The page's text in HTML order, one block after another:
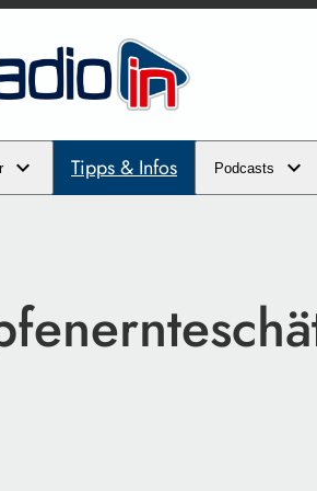
Tipps & Infos Podcasts